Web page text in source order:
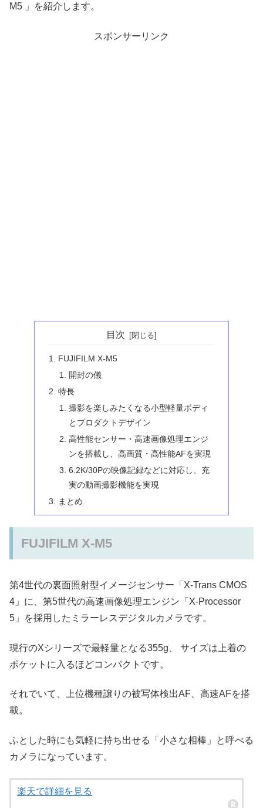
M5 」を紹介します。
スポンサーリンク
目次
FUJIFILM X-M5
開封の儀
特長
撮影を楽しみたくなる小型軽量ボディ
とプロダクトデザイン
高性能センサー・高速画像処理エンジ
ンを搭載し、高画質・高性能AFを実現
6.2K/30Pの映像記録などに対応し、充
実の動画撮影機能を実現
まとめ
FUJIFILM X-M5
第4世代の裏面照射型イメージセンサー「X-Trans CMOS
4」に、第5世代の高速画像処理エンジン「X-Processor
5」を採用したミラーレスデジタルカメラです。
現行のXシリーズで最軽量となる355g、 サイズは上着の
ポケットに入るほどコンパクトです。
それでいて、上位機種譲りの被写体検出AF、高速AFを搭
載。
ふとした時にも気軽に持ち出せる「小さな相棒」と呼べる
カメラになっています。
楽天で詳細を見る